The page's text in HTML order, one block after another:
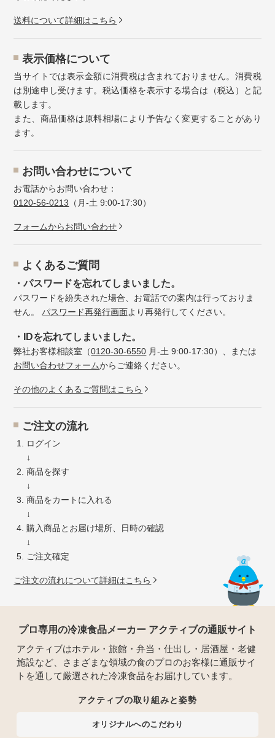
送料について詳細はこちら
表示価格について
当サイトでは表示金額に消費税は含まれておりません。消費税
は別途申し受けます。税込価格を表示する場合は（税込）と記
載します。
また、商品価格は原料相場により予告なく変更することがあり
ます。
お問い合わせについて
お電話からお問い合わせ：
0120-56-0213 （月-土 9:00-17:30）
フォームからお問い合わせ
よくあるご質問
・パスワードを忘れてしまいました。
パスワードを紛失された場合、お電話での案内は行っておりま
せん。パスワード再発行画面より再発行してください。
・IDを忘れてしまいました。
弊社お客様相談室（0120-30-6550 月-土 9:00-17:30）、または
お問い合わせフォームからご連絡ください。
その他のよくあるご質問はこちら
ご注文の流れ
ログイン
↓
商品を探す
↓
商品をカートに入れる
↓
購入商品とお届け場所、日時の確認
↓
ご注文確定
ご注文の流れについて詳細はこちら
プロ専用の冷凍食品メーカー アクティブの通販サイト
アクティブはホテル・旅館・弁当・仕出し・居酒屋・老健
施設など、さまざまな領域の食のプロのお客様に通販サイ
トを通して厳選された冷凍食品をお届けしています。
アクティブの取り組みと姿勢
オリジナルへのこだわり